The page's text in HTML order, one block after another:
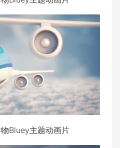
Bluey主题动画片